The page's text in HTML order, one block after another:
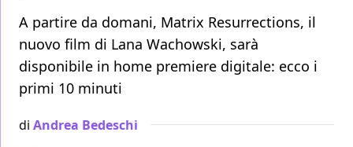
A partire da domani, Matrix Resurrections, il
nuovo film di Lana Wachowski, sarà
disponibile in home premiere digitale: ecco i
primi 10 minuti
di Andrea Bedeschi